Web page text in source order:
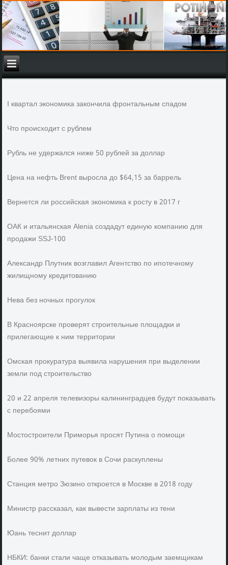
I квартал экономика закончила фронтальным спадом
Что происходит с рублем
Рубль не удержался ниже 50 рублей за доллар
Цена на нефть Brent выросла до $64,15 за баррель
Вернется ли российская экономика к росту в 2017 г
ОАК и итальянская Alenia создадут единую компанию для
продажи SSJ-100
Александр Плутник возглавил Агентство по ипотечному
жилищному кредитованию
Нева без ночных прогулок
В Красноярске проверят строительные площадки и
прилегающие к ним территории
Омская прокуратура выявила нарушения при выделении
земли под строительство
20 и 22 апреля телевизоры калининградцев будут показывать
с перебоями
Мостостроители Приморья просят Путина о помощи
Более 90% летних путевок в Сочи раскуплены
Станция метро Зюзино откроется в Москве в 2018 году
Министр рассказал, как вывести зарплаты из тени
Юань теснит доллар
НБКИ: банки стали чаще отказывать молодым заемщикам